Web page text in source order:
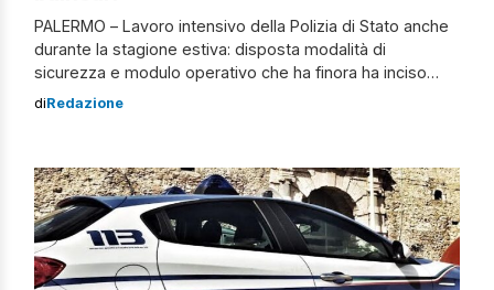
PALERMO – Lavoro intensivo della Polizia di Stato anche
durante la stagione estiva: disposta modalità di
sicurezza e modulo operativo che ha finora ha inciso
positivamente sul contenimento degli indici di sicurezza
questi giorni, le Forze […]
diRedazione